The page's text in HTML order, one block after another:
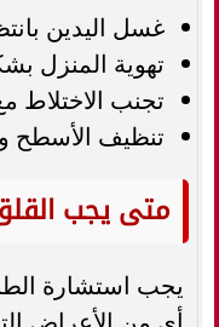
غسل اليدين
تهوية المنزل
تجنب الاختلاط
تنظيف الأسطح
متى يجب
يجب استشارة